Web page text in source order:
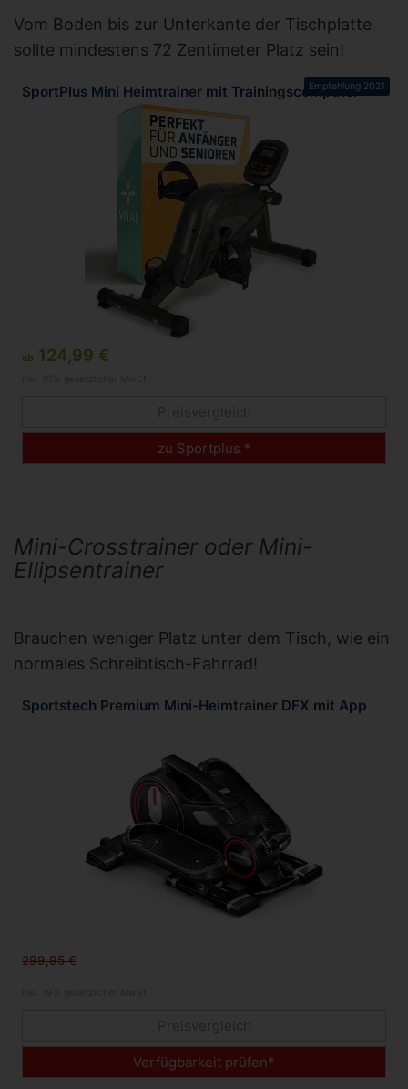
Vom Boden bis zur Unterkante der Tischplatte
sollte mindestens 72 Zentimeter Platz sein!
Empfehlung 2021
SportPlus Mini Heimtrainer mit Trainingscomputer
ab 124,99 €
zu Sportplus *
Mini-Crosstrainer oder Mini-
Ellipsentrainer
Brauchen weniger Platz unter dem Tisch, wie ein
normales Schreibtisch-Fahrrad!
Sportstech Premium Mini-Heimtrainer DFX mit App
299,95 €
Verfügbarkeit prüfen*